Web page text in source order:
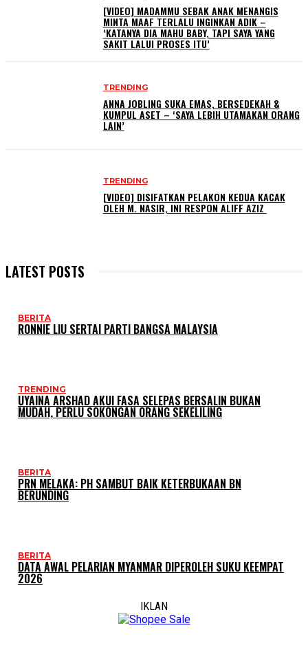
[VIDEO] MADAMMU SEBAK ANAK MENANGIS
MINTA MAAF TERLALU INGINKAN ADIK –
‘KATANYA DIA MAHU BABY, TAPI SAYA YANG
SAKIT LALUI PROSES ITU’
TRENDING
ANNA JOBLING SUKA EMAS, BERSEDEKAH &
KUMPUL ASET – ‘SAYA LEBIH UTAMAKAN ORANG
LAIN’
TRENDING
[VIDEO] DISIFATKAN PELAKON KEDUA KACAK
OLEH M. NASIR, INI RESPON ALIFF AZIZ
LATEST POSTS
BERITA
RONNIE LIU SERTAI PARTI BANGSA MALAYSIA
TRENDING
UYAINA ARSHAD AKUI FASA SELEPAS BERSALIN BUKAN
MUDAH, PERLU SOKONGAN ORANG SEKELILING
BERITA
PRN MELAKA: PH SAMBUT BAIK KETERBUKAAN BN
BERUNDING
BERITA
DATA AWAL PELARIAN MYANMAR DIPEROLEH SUKU KEEMPAT
2026
IKLAN